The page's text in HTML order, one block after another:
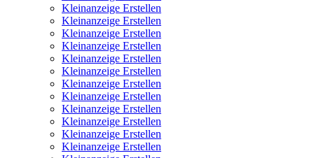
Kleinanzeige Erstellen
Kleinanzeige Erstellen
Kleinanzeige Erstellen
Kleinanzeige Erstellen
Kleinanzeige Erstellen
Kleinanzeige Erstellen
Kleinanzeige Erstellen
Kleinanzeige Erstellen
Kleinanzeige Erstellen
Kleinanzeige Erstellen
Kleinanzeige Erstellen
Kleinanzeige Erstellen